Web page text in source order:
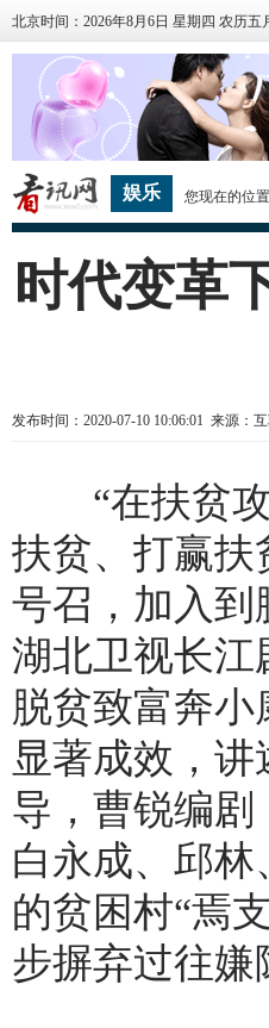
北京时间：2026年8月6日 星期四 农历五
娱乐 您现在的位
时代变革
发布时间：2020-07-10 10:06:01 来源：
“在扶贫攻
扶贫、打赢扶
号召，加入到
湖北卫视长江
脱贫致富奔
显著成效，
导，曹锐编
白永成、邱
的贫困村“焉
步摒弃过往